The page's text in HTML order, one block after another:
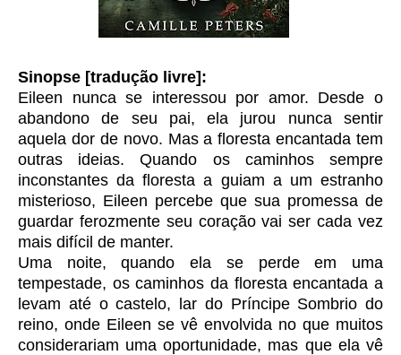
Sinopse [tradução livre]:
Eileen nunca se interessou por amor. Desde o
abandono de seu pai, ela jurou nunca sentir
aquela dor de novo. Mas a floresta encantada tem
outras ideias. Quando os caminhos sempre
inconstantes da floresta a guiam a um estranho
misterioso, Eileen percebe que sua promessa de
guardar ferozmente seu coração vai ser cada vez
mais difícil de manter.
Uma noite, quando ela se perde em uma
tempestade, os caminhos da floresta encantada a
levam até o castelo, lar do Príncipe Sombrio do
reino, onde Eileen se vê envolvida no que muitos
considerariam uma oportunidade, mas que ela vê